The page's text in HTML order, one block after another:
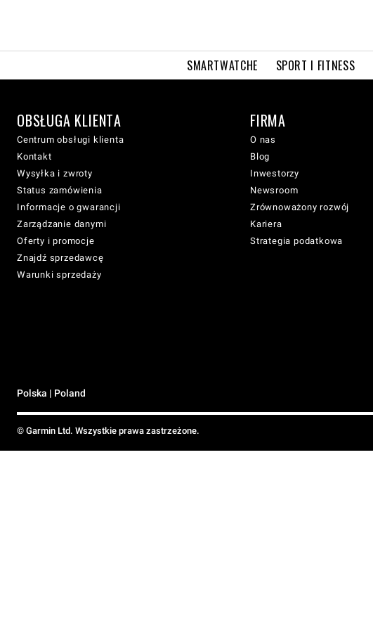
SMARTWATCHE SPORT I FITNESS
OBSŁUGA KLIENTA
Centrum obsługi klienta
Kontakt
Wysyłka i zwroty
Status zamówienia
Informacje o gwarancji
Zarządzanie danymi
Oferty i promocje
Znajdź sprzedawcę
Warunki sprzedaży
FIRMA
O nas
Blog
Inwestorzy
Newsroom
Zrównoważony rozwój
Kariera
Strategia podatkowa
Polska | Poland
© Garmin Ltd. Wszystkie prawa zastrzeżone.